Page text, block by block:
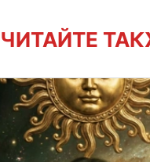
ЧИТАЙТЕ